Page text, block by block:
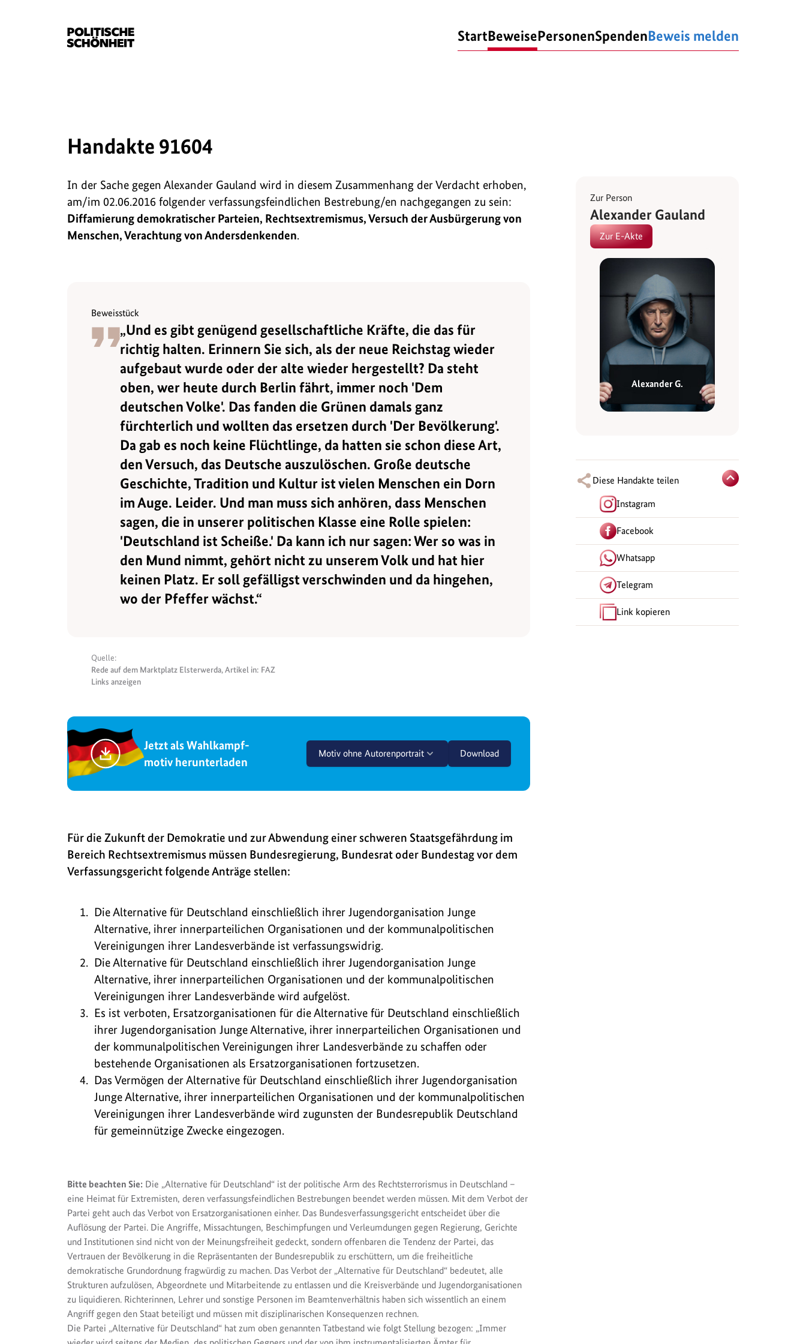
StartBeweisePersonenSpendenBeweis melden
Handakte 91604
In der Sache gegen Alexander Gauland wird in diesem Zusammenhang der Verdacht erhoben,
am/im 02.06.2016 folgender verfassungsfeindlichen Bestrebung/en nachgegangen zu sein:
Diffamierung demokratischer Parteien, Rechtsextremismus, Versuch der Ausbürgerung von
Menschen, Verachtung von Andersdenkenden.
Beweisstück
„Und es gibt genügend gesellschaftliche Kräfte, die das für
richtig halten. Erinnern Sie sich, als der neue Reichstag wieder
aufgebaut wurde oder der alte wieder hergestellt? Da steht
oben, wer heute durch Berlin fährt, immer noch 'Dem
deutschen Volke'. Das fanden die Grünen damals ganz
fürchterlich und wollten das ersetzen durch 'Der Bevölkerung'.
Da gab es noch keine Flüchtlinge, da hatten sie schon diese Art,
den Versuch, das Deutsche auszulöschen. Große deutsche
Geschichte, Tradition und Kultur ist vielen Menschen ein Dorn
im Auge. Leider. Und man muss sich anhören, dass Menschen
sagen, die in unserer politischen Klasse eine Rolle spielen:
'Deutschland ist Scheiße.' Da kann ich nur sagen: Wer so was in
den Mund nimmt, gehört nicht zu unserem Volk und hat hier
keinen Platz. Er soll gefälligst verschwinden und da hingehen,
wo der Pfeffer wächst.“
Quelle:
Rede auf dem Marktplatz Elsterwerda, Artikel in: FAZ
Links anzeigen
Jetzt als Wahlkampf-
motiv herunterladen
Motiv ohne Autorenportrait Download
Für die Zukunft der Demokratie und zur Abwendung einer schweren Staatsgefährdung im
Bereich Rechtsextremismus müssen Bundesregierung, Bundesrat oder Bundestag vor dem
Verfassungsgericht folgende Anträge stellen:
Die Alternative für Deutschland einschließlich ihrer Jugendorganisation Junge
Alternative, ihrer innerparteilichen Organisationen und der kommunalpolitischen
Vereinigungen ihrer Landesverbände ist verfassungswidrig.
Die Alternative für Deutschland einschließlich ihrer Jugendorganisation Junge
Alternative, ihrer innerparteilichen Organisationen und der kommunalpolitischen
Vereinigungen ihrer Landesverbände wird aufgelöst.
Es ist verboten, Ersatzorganisationen für die Alternative für Deutschland einschließlich
ihrer Jugendorganisation Junge Alternative, ihrer innerparteilichen Organisationen und
der kommunalpolitischen Vereinigungen ihrer Landesverbände zu schaffen oder
bestehende Organisationen als Ersatzorganisationen fortzusetzen.
Das Vermögen der Alternative für Deutschland einschließlich ihrer Jugendorganisation
Junge Alternative, ihrer innerparteilichen Organisationen und der kommunalpolitischen
Vereinigungen ihrer Landesverbände wird zugunsten der Bundesrepublik Deutschland
für gemeinnützige Zwecke eingezogen.
Bitte beachten Sie: Die „Alternative für Deutschland“ ist der politische Arm des Rechtsterrorismus in Deutschland –
eine Heimat für Extremisten, deren verfassungsfeindlichen Bestrebungen beendet werden müssen. Mit dem Verbot der
Partei geht auch das Verbot von Ersatzorganisationen einher. Das Bundesverfassungsgericht entscheidet über die
Auflösung der Partei. Die Angriffe, Missachtungen, Beschimpfungen und Verleumdungen gegen Regierung, Gerichte
und Institutionen sind nicht von der Meinungsfreiheit gedeckt, sondern offenbaren die Tendenz der Partei, das
Vertrauen der Bevölkerung in die Repräsentanten der Bundesrepublik zu erschüttern, um die freiheitliche
demokratische Grundordnung fragwürdig zu machen. Das Verbot der „Alternative für Deutschland“ bedeutet, alle
Strukturen aufzulösen, Abgeordnete und Mitarbeitende zu entlassen und die Kreisverbände und Jugendorganisationen
zu liquidieren. Richterinnen, Lehrer und sonstige Personen im Beamtenverhältnis haben sich wissentlich an einem
Angriff gegen den Staat beteiligt und müssen mit disziplinarischen Konsequenzen rechnen.
Die Partei „Alternative für Deutschland“ hat zum oben genannten Tatbestand wie folgt Stellung bezogen: „Immer
Zur Person
Alexander Gauland
Zur E-Akte
Alexander G.
Diese Handakte teilen
Instagram
Facebook
Whatsapp
Telegram
Link kopieren